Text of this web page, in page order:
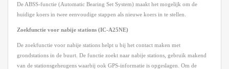
De ABSS-functie (Automatic Bearing Set System) maakt het mogelijk om de
huidige koers in twee eenvoudige stappen als nieuwe koers in te stellen.
Zoekfunctie voor nabije stations (IC-A25NE)
De zoekfunctie voor nabije stations helpt u bij het contact maken met
grondstations in de buurt. De functie zoekt naar nabije stations, gebruik makend
van de stationsgeheugens waarbij ook GPS-informatie is opgeslagen. Om de